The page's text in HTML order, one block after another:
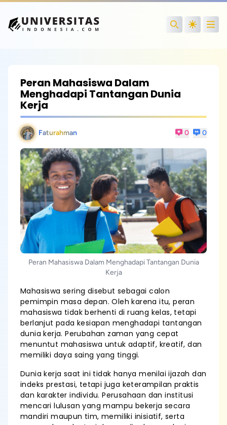
Search
Peran Mahasiswa Dalam
Menghadapi Tantangan Dunia
Kerja
Faturahman 0 0
Peran Mahasiswa Dalam Menghadapi Tantangan Dunia
Kerja
Mahasiswa sering disebut sebagai calon
pemimpin masa depan. Oleh karena itu, peran
mahasiswa tidak berhenti di ruang kelas, tetapi
berlanjut pada kesiapan menghadapi tantangan
dunia kerja. Perubahan zaman yang cepat
menuntut mahasiswa untuk adaptif, kreatif, dan
memiliki daya saing yang tinggi.
Dunia kerja saat ini tidak hanya menilai ijazah dan
indeks prestasi, tetapi juga keterampilan praktis
dan karakter individu. Perusahaan dan institusi
mencari lulusan yang mampu bekerja secara
mandiri maupun tim, memiliki inisiatif, serta